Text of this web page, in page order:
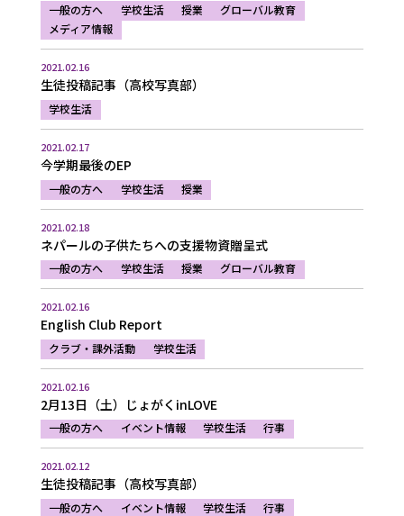
一般の方へ 学校生活 授業
グローバル教育
メディア情報
2021.02.16
生徒投稿記事（高校写真部）
学校生活
2021.02.17
今学期最後のEP
一般の方へ 学校生活 授業
2021.02.18
ネパールの子供たちへの支援物資贈呈式
一般の方へ 学校生活 授業 グローバル教育
2021.02.16
English Club Report
クラブ・課外活動 学校生活
2021.02.16
2月13日（土）じょがくinLOVE
一般の方へ イベント情報 学校生活 行事
2021.02.12
生徒投稿記事（高校写真部）
一般の方へ イベント情報 学校生活 行事